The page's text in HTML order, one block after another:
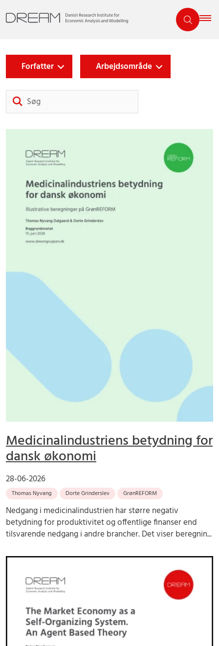
Forfatter Arbejdsområde
Medicinalindustriens betydning for
dansk økonomi
28-06-2026
Thomas Nyvang Dorte Grinderslev GrønREFORM
Nedgang i medicinalindustrien har større negativ
betydning for produktivitet og offentlige finanser end
tilsvarende nedgang i andre brancher. Det viser beregnin...